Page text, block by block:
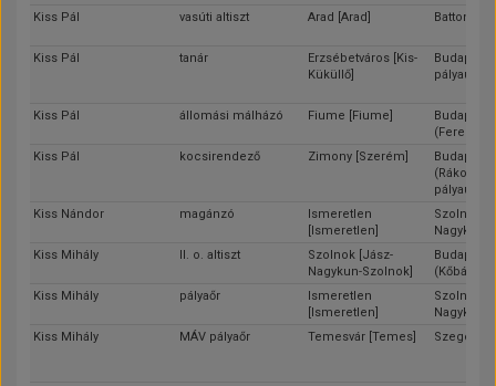
Kiss Pál vasúti altiszt Arad [Arad] Battonya
Kiss Pál tanár
Erzsébetváros [Kis-
Küküllő]
Budapest
Kiss Pál állomási málházó Fiume [Fiume]
Budapest
Kiss Pál
kocsirendező Zimony [Szerém]
Budapest
Kiss Nándor
magánzó
Ismeretlen
[Ismeretlen]
Szolnok
Nagykun-
Kiss Mihály
II. o. altiszt
Szolnok [Jász-
Nagykun-Szolnok]
Budapest
(Kőbánya)
Kiss Mihály
pályaőr
Ismeretlen
[Ismeretlen]
Szolnok
Nagykun-
Kiss Mihály
MÁV pályaőr Temesvár [Temes] Szeged